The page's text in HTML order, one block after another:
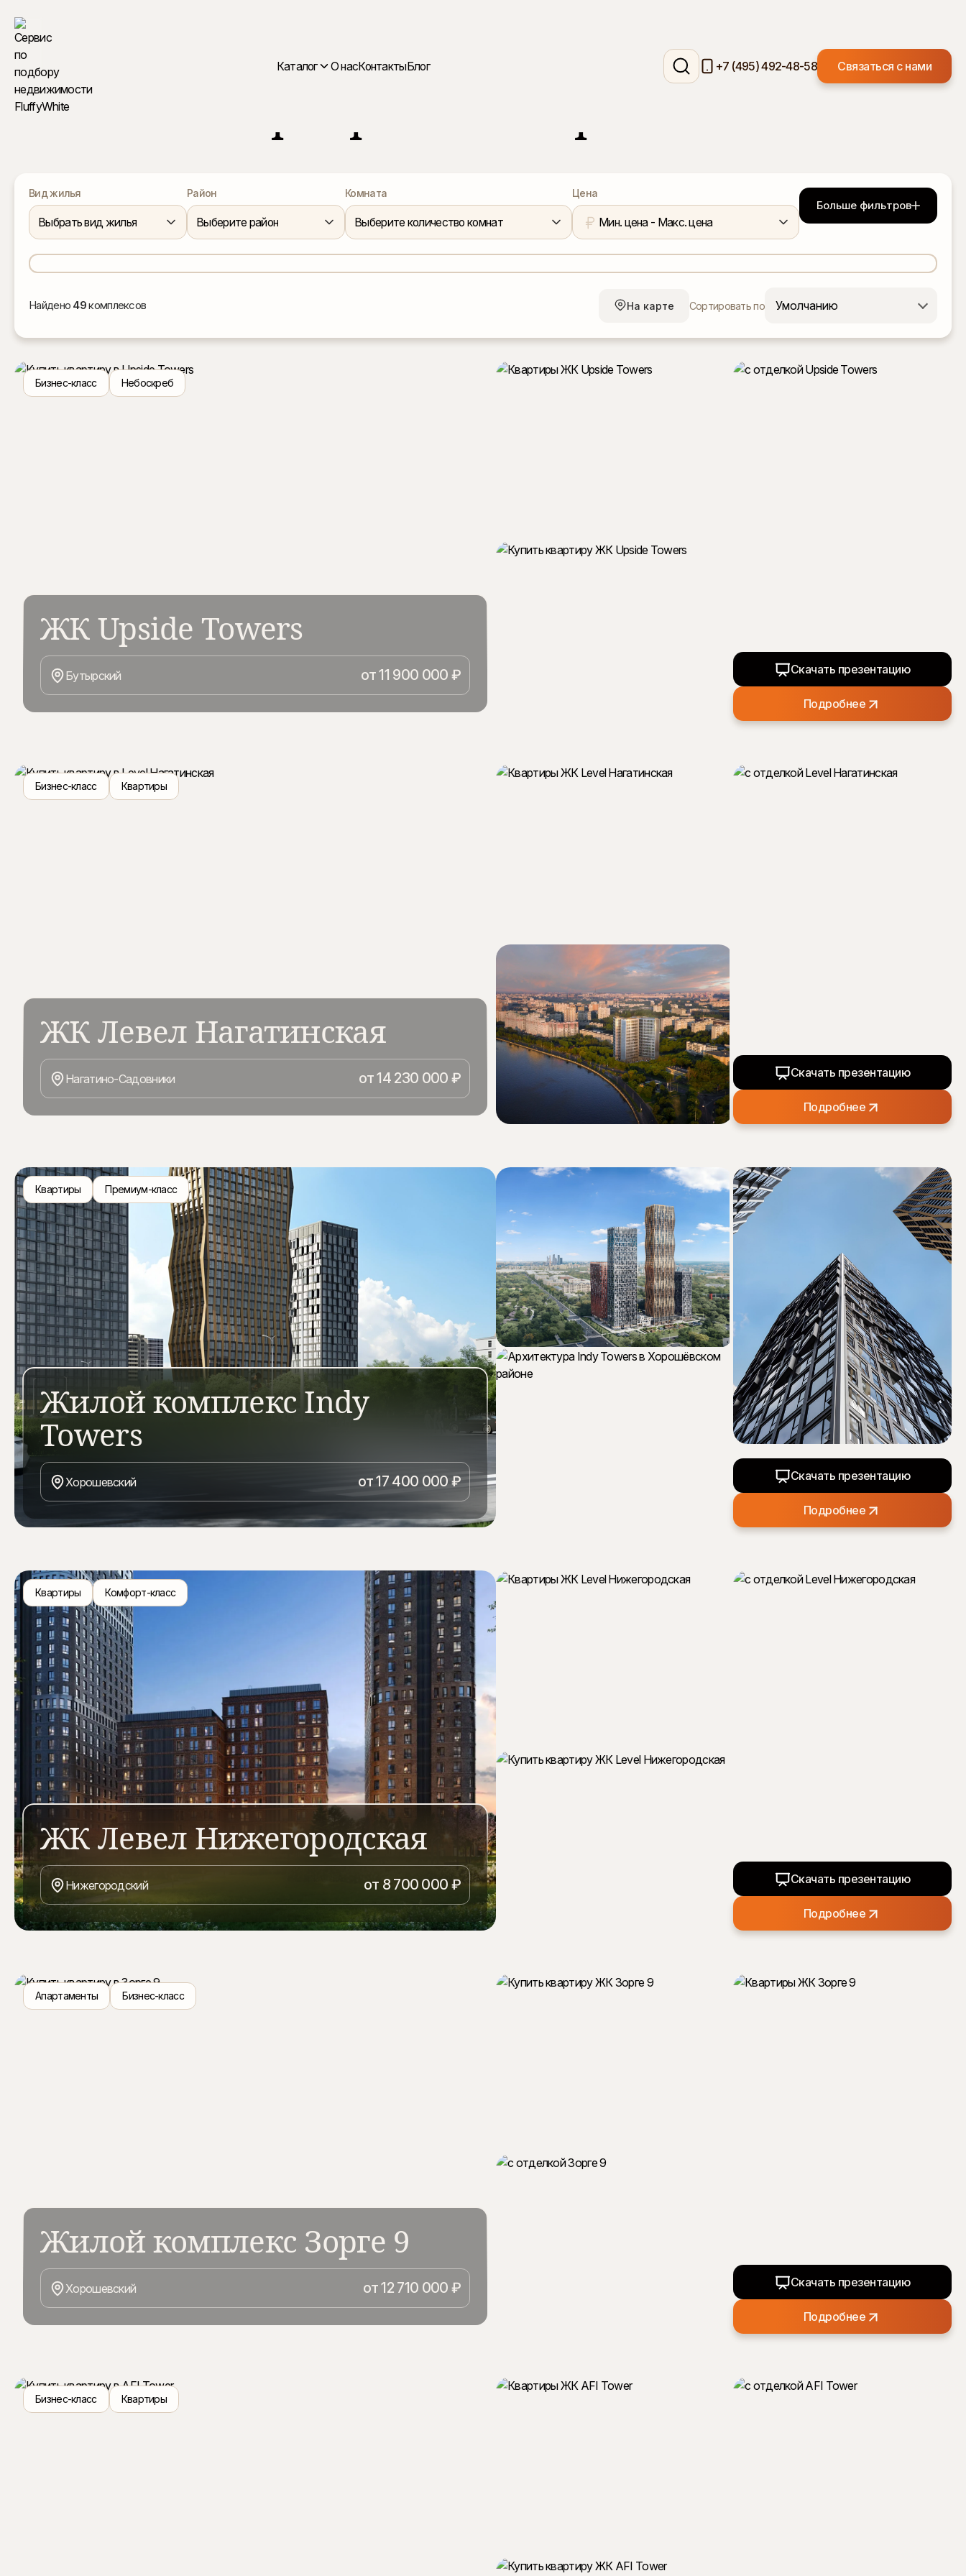
Каталог
ЖИЛЫЕ КОМПЛЕКСЫ
ОФИСНАЯ НЕДВИЖИМОСТЬ
О насКонтактыБлог +7 (495) 492-48-58 Связаться с нами
Каталог квартир и новостроек
Вид жилья
Выбрать вид жилья
Район
Выберите район
Комната
Выберите количество комнат
Цена
Мин. цена - Макс. цена
Больше фильтров
Найдено 49комплексов На карте Сортировать по Умолчанию
Бизнес-класс Небоскреб
ЖК Upside Towers
Upside Towers — квартал небоскребов в динамично развивающемся Бутырском
районе. На территории 7 га возводится 5 высотных башен от 19 до 58 этажей,
названных в честь главных вершин земли. Квартиры с панорамными окнами в пол,
Бутырский от 11 900 000 ₽ Скачать презентацию
Подробнее
Бизнес-класс Квартиры
ЖК Левел Нагатинская
Новый комплекс высокого уровня расположен на первой линии берега реки Москвы в
развивающемся районе Нагатино-Садовники. Проект отличается элегантной и
стильной архитектурой, разработанной бюро ARCH(E)TYPE. Здесь закрытая
Нагатино-Садовники от 14 230 000 ₽ Скачать презентацию
Подробнее
Квартиры Премиум-класс
Жилой комплекс Indy
Towers
Indy Towers — жилой комплекс бизнес-класса в Хорошёвском районе Москвы.
Проект выделяют пять разновысотных башен, панорамное остекление, три
тематических сада, собственный SPA-комплекс и близость к станции Зорге.
Хорошевский от 17 400 000 ₽ Скачать презентацию
Подробнее
Квартиры Комфорт-класс
ЖК Левел Нижегородская
Новый жилой комплекс Level Нижегородский комфорт-класса в активно
развивающемся Нижегородском районе Москвы, находится всего в 10 минутах
пешком от станции метро, БКЛ, МЦК и МЦД-4 «Нижегородская». В рамках проекта
будет возведено 8 корпусов, предоставляющих комфортное проживание с удобной
транспортной доступностью.
Нижегородский от 8 700 000 ₽ Скачать презентацию
Подробнее
Апартаменты Бизнес-класс
Жилой комплекс Зорге 9
Проект «Зорге 9» состоит из трёх элегантных небоскребов в стиле современного
Нью-Йорка и расположен в одном из самых престижных районов Москвы. Проект
получил международную премию European Property Awards, он был отмечен за свои
Хорошевский от 12 710 000 ₽ Скачать презентацию
Подробнее
Бизнес-класс Квартиры